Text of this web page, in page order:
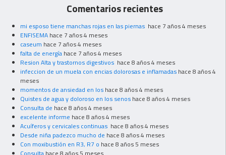
Comentarios recientes
mi esposo tiene manchas rojas en las piernas hace 7 años 4 meses
ENFISEMA hace 7 años 4 meses
caseum hace 7 años 4 meses
falta de energía hace 7 años 4 meses
Resion Alta y trastornos digestivos hace 8 años 4 meses
infeccion de un muela con encias dolorosas e inflamadas hace 8 años 4
meses
momentos de ansiedad en los hace 8 años 4 meses
Quistes de agua y doloroso en los senos hace 8 años 4 meses
Consulta de hace 8 años 4 meses
excelente informe hace 8 años 4 meses
Acuíferos y cervicales continuas hace 8 años 4 meses
Desde niña padezco mucho de hace 8 años 4 meses
Con moxibustión en R3, R7 o hace 8 años 5 meses
Consulta hace 8 años 5 meses